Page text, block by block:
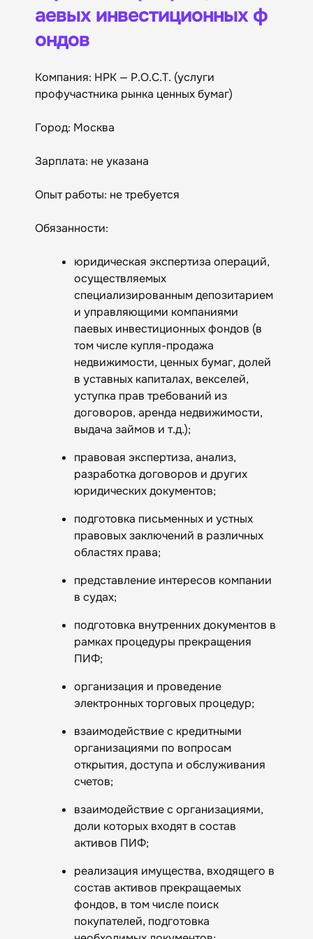
аевых инвестиционных ф
ондов
Компания: НРК — Р.О.С.Т. (услуги
профучастника рынка ценных бумаг)
Город: Москва
Зарплата: не указана
Опыт работы: не требуется
Обязанности:
юридическая экспертиза операций,
осуществляемых
специализированным депозитарием
и управляющими компаниями
паевых инвестиционных фондов (в
том числе купля-продажа
недвижимости, ценных бумаг, долей
в уставных капиталах, векселей,
уступка прав требований из
договоров, аренда недвижимости,
выдача займов и т.д.);
правовая экспертиза, анализ,
разработка договоров и других
юридических документов;
подготовка письменных и устных
правовых заключений в различных
областях права;
представление интересов компании
в судах;
подготовка внутренних документов в
рамках процедуры прекращения
ПИФ;
организация и проведение
электронных торговых процедур;
взаимодействие с кредитными
организациями по вопросам
открытия, доступа и обслуживания
счетов;
взаимодействие с организациями,
доли которых входят в состав
активов ПИФ;
реализация имущества, входящего в
состав активов прекращаемых
фондов, в том числе поиск
покупателей, подготовка